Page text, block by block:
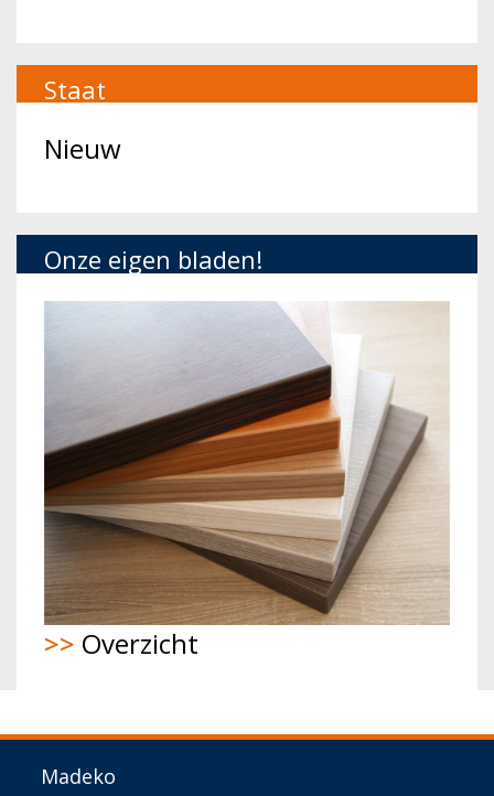
Staat
Nieuw
Onze eigen bladen!
>> Overzicht
Madeko